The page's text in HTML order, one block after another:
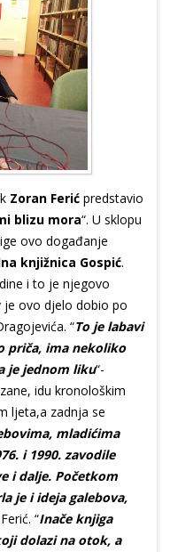
Zoran Ferić predstavio
blizu mora“. U sklopu
ovo događanje
knjižnica Gospić.
i to je njegovo
ovo djelo dobio po
“To je labavi
priča, ima nekoliko
je jednom liku“-
idu kronološkim
ljeta,a zadnja se
mladićima
i 1990. zavodile
i dalje. Početkom
je i ideja galebova,
“Inače knjiga
dolazi na otok, a